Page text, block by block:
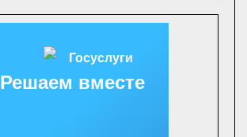
Решаем вместе